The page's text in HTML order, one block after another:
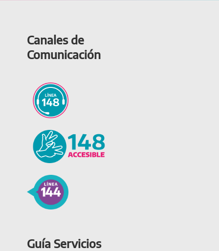
Canales de
Comunicación
Guía Servicios